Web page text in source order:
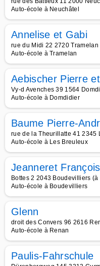
Auto-école à Neuchâtel
Annelise et Gabi
rue du Midi 22 2720
Auto-école à Tramelan
Aebischer Pierre
Vy-d Avenches 39 1564
Auto-école à Domdidier
Baume Pierre-
rue de la Theurillatte 41 2345
Auto-école à Les Breuleux
Jeanneret François
Bottes 2 2043 Boudevilliers
Auto-école à Boudevilliers
Glenn
droit des Convers 96 2616
Auto-école à Renan
Paulis-Fahrschule